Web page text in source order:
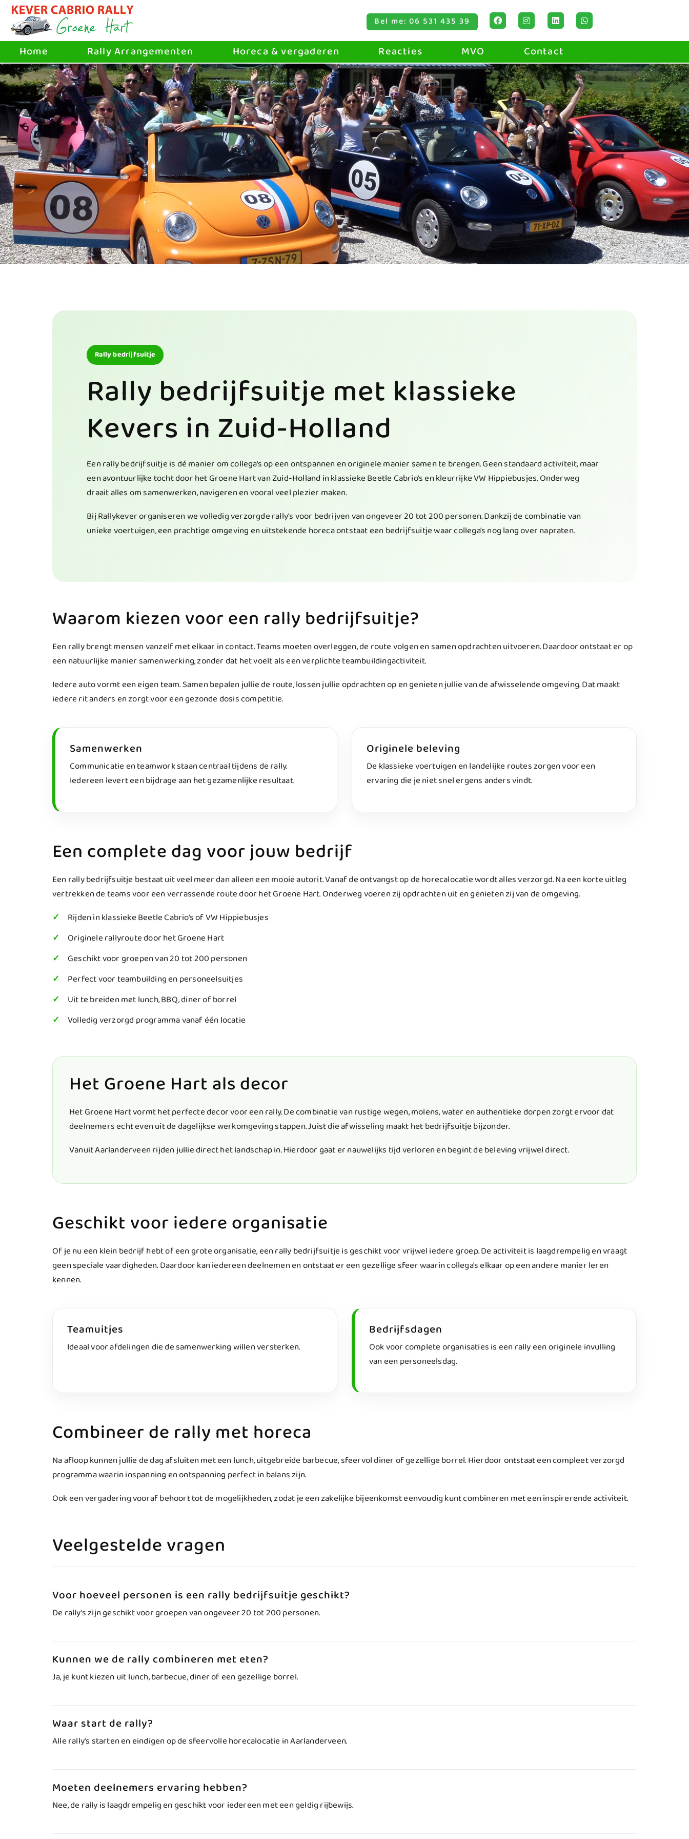
Bel me: 06 531 435 39
Home Rally Arrangementen Horeca & vergaderen Reacties MVO Contact
Rally bedrijfsuitje
Rally bedrijfsuitje met klassieke
Kevers in Zuid-Holland
Een rally bedrijfsuitje is dé manier om collega's op een ontspannen en originele manier samen te brengen. Geen standaard activiteit, maar
een avontuurlijke tocht door het Groene Hart van Zuid-Holland in klassieke Beetle Cabrio's en kleurrijke VW Hippiebusjes. Onderweg
draait alles om samenwerken, navigeren en vooral veel plezier maken.
Bij Rallykever organiseren we volledig verzorgde rally's voor bedrijven van ongeveer 20 tot 200 personen. Dankzij de combinatie van
unieke voertuigen, een prachtige omgeving en uitstekende horeca ontstaat een bedrijfsuitje waar collega's nog lang over napraten.
Waarom kiezen voor een rally bedrijfsuitje?
Een rally brengt mensen vanzelf met elkaar in contact. Teams moeten overleggen, de route volgen en samen opdrachten uitvoeren. Daardoor ontstaat er op
een natuurlijke manier samenwerking, zonder dat het voelt als een verplichte teambuildingactiviteit.
Iedere auto vormt een eigen team. Samen bepalen jullie de route, lossen jullie opdrachten op en genieten jullie van de afwisselende omgeving. Dat maakt
iedere rit anders en zorgt voor een gezonde dosis competitie.
Samenwerken
Communicatie en teamwork staan centraal tijdens de rally.
Iedereen levert een bijdrage aan het gezamenlijke resultaat.
Originele beleving
De klassieke voertuigen en landelijke routes zorgen voor een
ervaring die je niet snel ergens anders vindt.
Een complete dag voor jouw bedrijf
Een rally bedrijfsuitje bestaat uit veel meer dan alleen een mooie autorit. Vanaf de ontvangst op de horecalocatie wordt alles verzorgd. Na een korte uitleg
vertrekken de teams voor een verrassende route door het Groene Hart. Onderweg voeren zij opdrachten uit en genieten zij van de omgeving.
Rijden in klassieke Beetle Cabrio's of VW Hippiebusjes
Originele rallyroute door het Groene Hart
Geschikt voor groepen van 20 tot 200 personen
Perfect voor teambuilding en personeelsuitjes
Uit te breiden met lunch, BBQ, diner of borrel
Volledig verzorgd programma vanaf één locatie
Het Groene Hart als decor
Het Groene Hart vormt het perfecte decor voor een rally. De combinatie van rustige wegen, molens, water en authentieke dorpen zorgt ervoor dat
deelnemers echt even uit de dagelijkse werkomgeving stappen. Juist die afwisseling maakt het bedrijfsuitje bijzonder.
Vanuit Aarlanderveen rijden jullie direct het landschap in. Hierdoor gaat er nauwelijks tijd verloren en begint de beleving vrijwel direct.
Geschikt voor iedere organisatie
Of je nu een klein bedrijf hebt of een grote organisatie, een rally bedrijfsuitje is geschikt voor vrijwel iedere groep. De activiteit is laagdrempelig en vraagt
geen speciale vaardigheden. Daardoor kan iedereen deelnemen en ontstaat er een gezellige sfeer waarin collega's elkaar op een andere manier leren
kennen.
Teamuitjes
Ideaal voor afdelingen die de samenwerking willen versterken.
Bedrijfsdagen
Ook voor complete organisaties is een rally een originele invulling
van een personeelsdag.
Combineer de rally met horeca
Na afloop kunnen jullie de dag afsluiten met een lunch, uitgebreide barbecue, sfeervol diner of gezellige borrel. Hierdoor ontstaat een compleet verzorgd
programma waarin inspanning en ontspanning perfect in balans zijn.
Ook een vergadering vooraf behoort tot de mogelijkheden, zodat je een zakelijke bijeenkomst eenvoudig kunt combineren met een inspirerende activiteit.
Veelgestelde vragen
Voor hoeveel personen is een rally bedrijfsuitje geschikt?
De rally's zijn geschikt voor groepen van ongeveer 20 tot 200 personen.
Kunnen we de rally combineren met eten?
Ja, je kunt kiezen uit lunch, barbecue, diner of een gezellige borrel.
Waar start de rally?
Alle rally's starten en eindigen op de sfeervolle horecalocatie in Aarlanderveen.
Moeten deelnemers ervaring hebben?
Nee, de rally is laagdrempelig en geschikt voor iedereen met een geldig rijbewijs.